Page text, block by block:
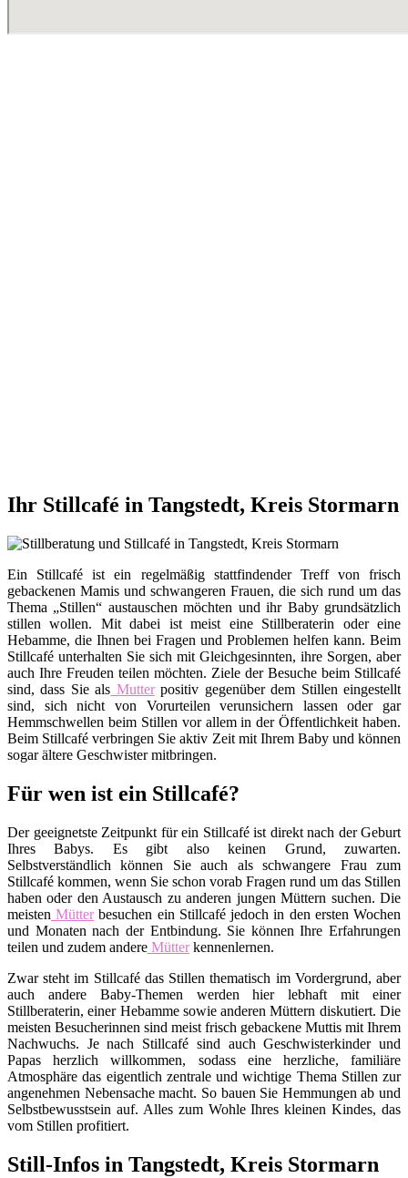
Ihr Stillcafé in Tangstedt, Kreis Stormarn
Ein Stillcafé ist ein regelmäßig stattfindender Treff von frisch
gebackenen Mamis und schwangeren Frauen, die sich rund um das
Thema „Stillen“ austauschen möchten und ihr Baby grundsätzlich
stillen wollen. Mit dabei ist meist eine Stillberaterin oder eine
Hebamme, die Ihnen bei Fragen und Problemen helfen kann. Beim
Stillcafé unterhalten Sie sich mit Gleichgesinnten, ihre Sorgen, aber
auch Ihre Freuden teilen möchten. Ziele der Besuche beim Stillcafé
sind, dass Sie als Mutterpositiv gegenüber dem Stillen eingestellt
sind, sich nicht von Vorurteilen verunsichern lassen oder gar
Hemmschwellen beim Stillen vor allem in der Öffentlichkeit haben.
Beim Stillcafé verbringen Sie aktiv Zeit mit Ihrem Baby und können
sogar ältere Geschwister mitbringen.
Für wen ist ein Stillcafé?
Der geeignetste Zeitpunkt für ein Stillcafé ist direkt nach der Geburt
Ihres Babys. Es gibt also keinen Grund, zuwarten.
Selbstverständlich können Sie auch als schwangere Frau zum
Stillcafé kommen, wenn Sie schon vorab Fragen rund um das Stillen
haben oder den Austausch zu anderen jungen Müttern suchen. Die
meisten Mütterbesuchen ein Stillcafé jedoch in den ersten Wochen
und Monaten nach der Entbindung. Sie können Ihre Erfahrungen
teilen und zudem andere Mütterkennenlernen.
Zwar steht im Stillcafé das Stillen thematisch im Vordergrund, aber
auch andere Baby-Themen werden hier lebhaft mit einer
Stillberaterin, einer Hebamme sowie anderen Müttern diskutiert. Die
meisten Besucherinnen sind meist frisch gebackene Muttis mit Ihrem
Nachwuchs. Je nach Stillcafé sind auch Geschwisterkinder und
Papas herzlich willkommen, sodass eine herzliche, familiäre
Atmosphäre das eigentlich zentrale und wichtige Thema Stillen zur
angenehmen Nebensache macht. So bauen Sie Hemmungen ab und
Selbstbewusstsein auf. Alles zum Wohle Ihres kleinen Kindes, das
vom Stillen profitiert.
Still-Infos in Tangstedt, Kreis Stormarn